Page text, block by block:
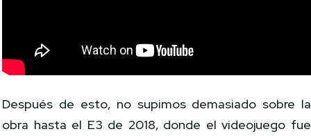
Después de esto, no supimos demasiado sobre la
obra hasta el E3 de 2018, donde el videojuego fue